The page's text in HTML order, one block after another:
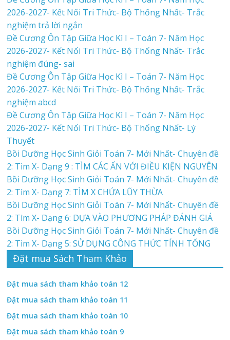
2026-2027- Kết Nối Tri Thức- Bộ Thống Nhất- Trắc
nghiệm trả lời ngắn
Đề Cương Ôn Tập Giữa Học Kì I – Toán 7- Năm Học
2026-2027- Kết Nối Tri Thức- Bộ Thống Nhất- Trắc
nghiệm đúng- sai
Đề Cương Ôn Tập Giữa Học Kì I – Toán 7- Năm Học
2026-2027- Kết Nối Tri Thức- Bộ Thống Nhất- Trắc
nghiệm abcd
Đề Cương Ôn Tập Giữa Học Kì I – Toán 7- Năm Học
2026-2027- Kết Nối Tri Thức- Bộ Thống Nhất- Lý
Thuyết
Bồi Dưỡng Học Sinh Giỏi Toán 7- Mới Nhất- Chuyên đề
2: Tìm X- Dạng 9 : TÌM CÁC ẨN VỚI ĐIỀU KIỆN NGUYÊN
Bồi Dưỡng Học Sinh Giỏi Toán 7- Mới Nhất- Chuyên đề
2: Tìm X- Dạng 7: TÌM X CHỨA LŨY THỪA
Bồi Dưỡng Học Sinh Giỏi Toán 7- Mới Nhất- Chuyên đề
2: Tìm X- Dạng 6: DỰA VÀO PHƯƠNG PHÁP ĐÁNH GIÁ
Bồi Dưỡng Học Sinh Giỏi Toán 7- Mới Nhất- Chuyên đề
2: Tìm X- Dạng 5: SỬ DỤNG CÔNG THỨC TÍNH TỔNG
Đặt mua Sách Tham Khảo
Đặt mua sách tham khảo toán 12
Đặt mua sách tham khảo toán 11
Đặt mua sách tham khảo toán 10
Đặt mua sách tham khảo toán 9